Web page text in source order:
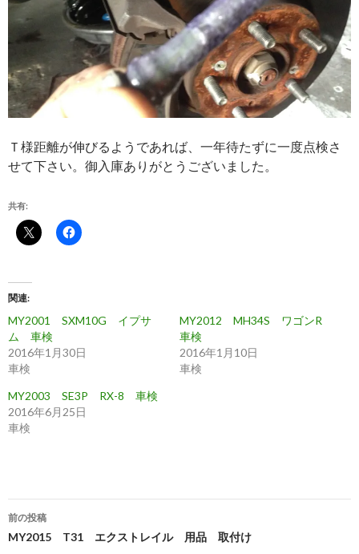
Ｔ様距離が伸びるようであれば、一年待たずに一度点検さ
せて下さい。御入庫ありがとうございました。
共有:
関連
MY2001 SXM10G イプサ
ム 車検
2016年1月30日
車検
MY2012 MH34S ワゴンR
車検
2016年1月10日
車検
MY2003 SE3P RX-8 車検
2016年6月25日
車検
投
稿
前の投稿
MY2015 T31 エクストレイル 用品 取付け